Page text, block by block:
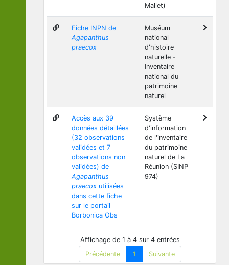
Mallet)
Fiche INPN de
Agapanthus
praecox
Muséum
national
d'histoire
naturelle -
Inventaire
national du
patrimoine
naturel
Accès aux 39
données détaillées
(32 observations
validées et 7
observations non
validées) de
Agapanthus
praecox utilisées
dans cette fiche
sur le portail
Borbonica Obs
Système
d'information
de l'inventaire
du patrimoine
naturel de La
Réunion (SINP
974)
Affichage de 1 à 4 sur 4 entrées
Précédente
1 Suivante